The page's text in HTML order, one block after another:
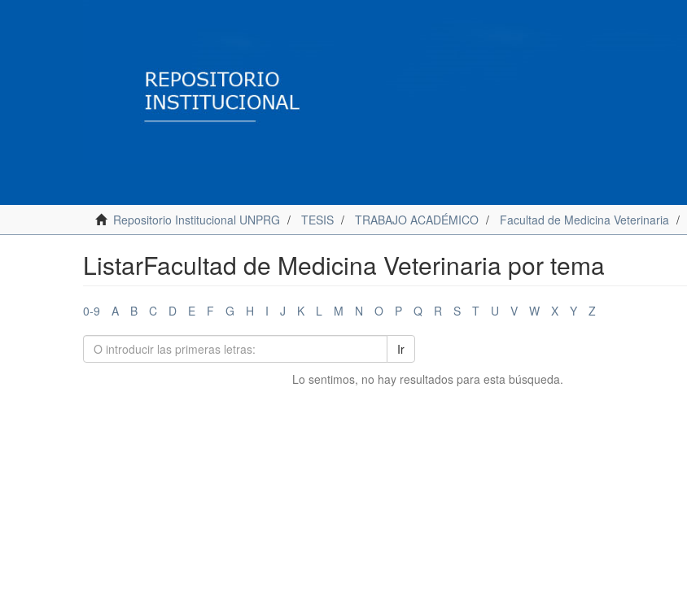
Repositorio Institucional UNPRG TESIS TRABAJO ACADÉMICO Facultad de Medicina Veterinaria
ListarFacultad de Medicina Veterinaria por tema
0-9 A B C D E F G H I J K L M N O P Q R S T U V W X Y Z
Ir
Lo sentimos, no hay resultados para esta búsqueda.